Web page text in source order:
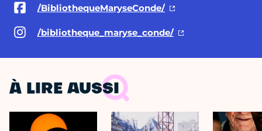
/BibliothequeMaryseConde/
/bibliotheque_maryse_conde/
À LIRE AUSSI